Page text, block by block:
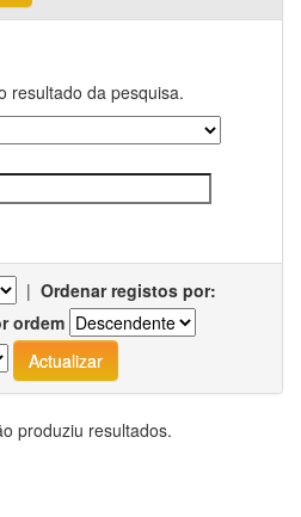
resultado da pesquisa.
| Ordenar registos por:
ordem
produziu resultados.